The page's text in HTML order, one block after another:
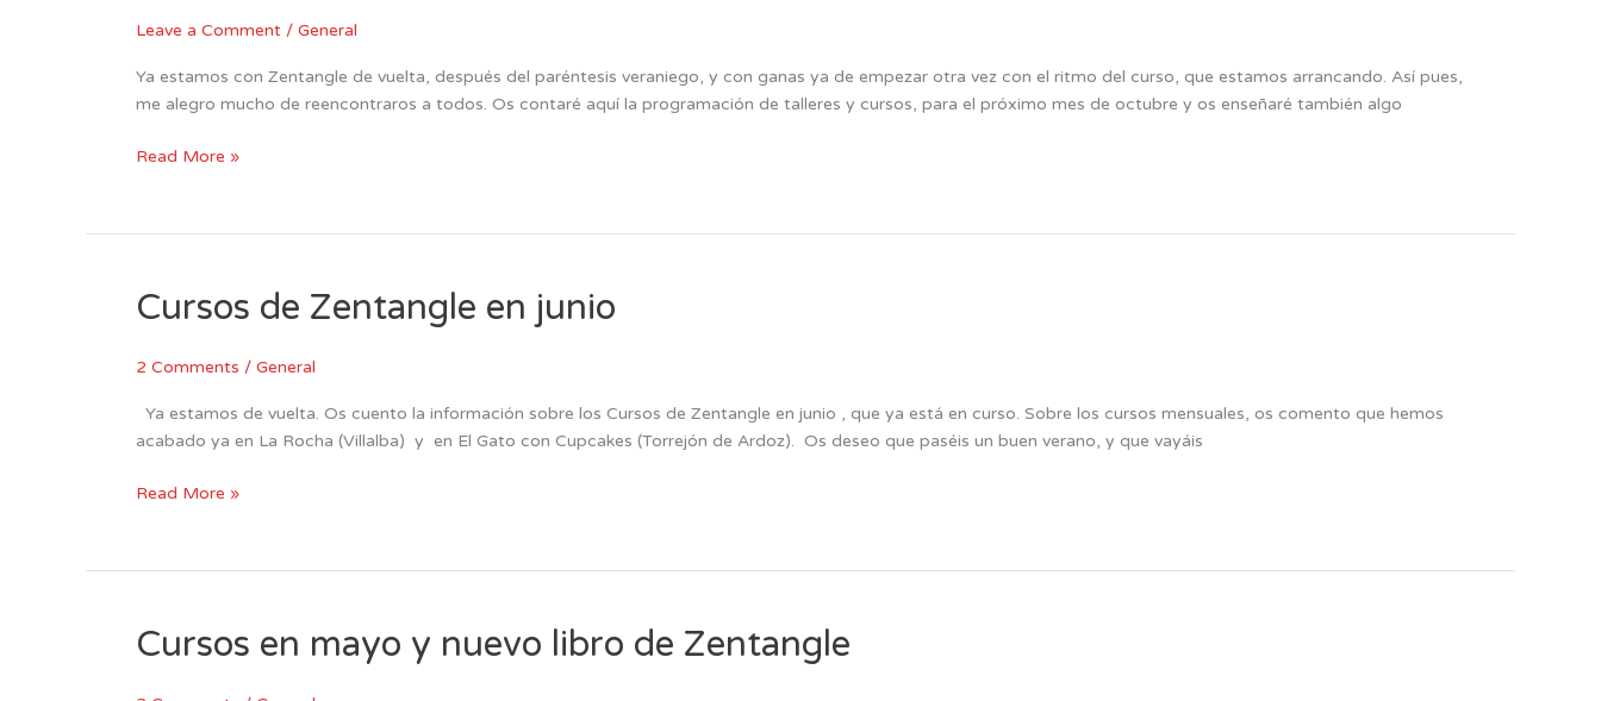
Leave a Comment / General
Ya estamos con Zentangle de vuelta, después del paréntesis veraniego, y con ganas ya de empezar otra vez con el ritmo del curso, que estamos arrancando. Así pues,
me alegro mucho de reencontraros a todos. Os contaré aquí la programación de talleres y cursos, para el próximo mes de octubre y os enseñaré también algo
Read More »
Cursos de Zentangle en junio
2 Comments / General
Ya estamos de vuelta. Os cuento la información sobre los Cursos de Zentangle en junio , que ya está en curso. Sobre los cursos mensuales, os comento que hemos
acabado ya en La Rocha (Villalba) y en El Gato con Cupcakes (Torrejón de Ardoz). Os deseo que paséis un buen verano, y que vayáis
Cursos
de
en
junio
Read More »
Cursos en mayo y nuevo libro de Zentangle
Cursos
en